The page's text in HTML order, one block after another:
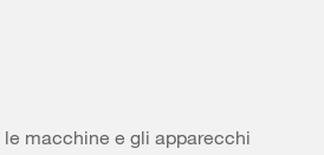
macchine e gli apparecchi